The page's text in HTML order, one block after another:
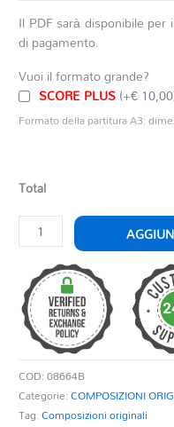
Il PDF sarà disponibile
di pagamento.
Vuoi il formato grande?
SCORE PLUS(+€
Formato della partitura A3:
Total
COMPLEX
quantità
COD:08664B
Categorie:COMPOSIZIONI
Tag:Composizioni originali